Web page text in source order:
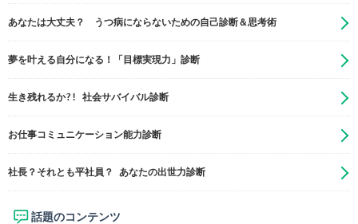
あなたは大丈夫？ うつ病にならないための自己診断＆思考術
夢を叶える自分になる！「目標実現力」診断
生き残れるか?! 社会サバイバル診断
お仕事コミュニケーション能力診断
社長？それとも平社員？ あなたの出世力診断
話題のコンテンツ